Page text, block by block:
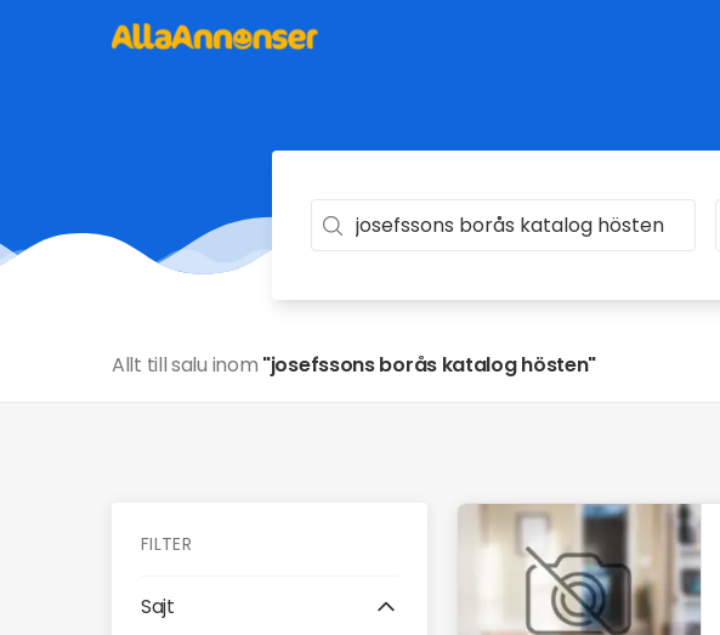
Allt till salu inom "josefssons borås katalog hösten"
FILTER
Sajt